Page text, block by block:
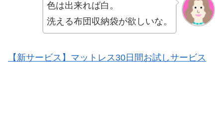
色は出来れば白。
洗える布団収納袋が欲しいな。
【新サービス】マットレス30日間お試しサービス